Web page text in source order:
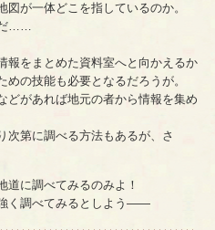
が一体どこを指しているのか。
だ……
をまとめた資料室へと向かえるか
の技能も必要となるだろうが。
があれば地元の者から情報を集め
第に調べる方法もあるが、さ
に調べてみるのみよ！
く調べてみるとしよう――